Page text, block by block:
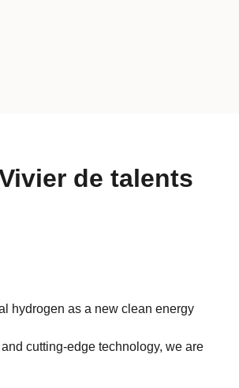
de talents
hydrogen as a new clean energy
cutting-edge technology, we are